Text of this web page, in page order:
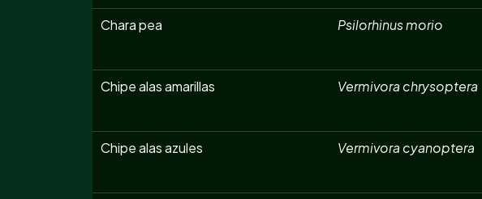
Chara pea Psilorhinus morio
Chipe alas amarillas Vermivora chrysoptera
Chipe alas azules Vermivora cyanoptera